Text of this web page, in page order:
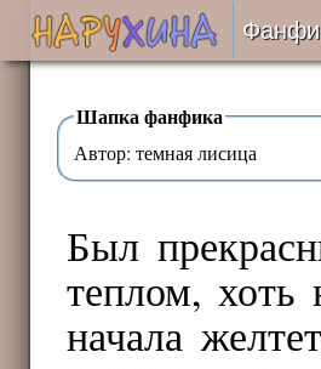
На
Шапка фанфика
Автор: темная лисица
Был
теплом, хоть
начала